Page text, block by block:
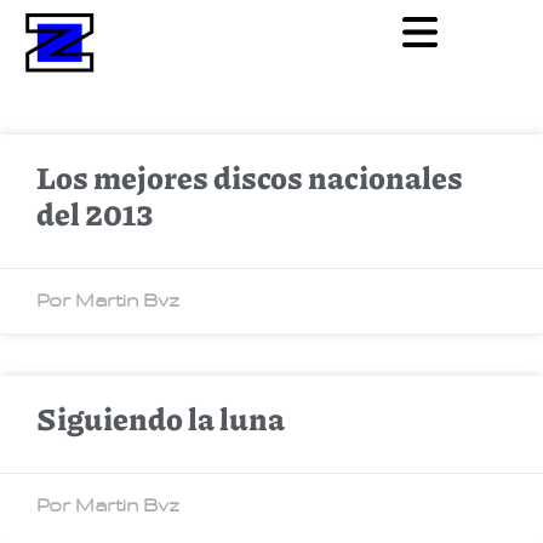
Los mejores discos nacionales
del 2013
Por Martin Bvz
Siguiendo la luna
Por Martin Bvz